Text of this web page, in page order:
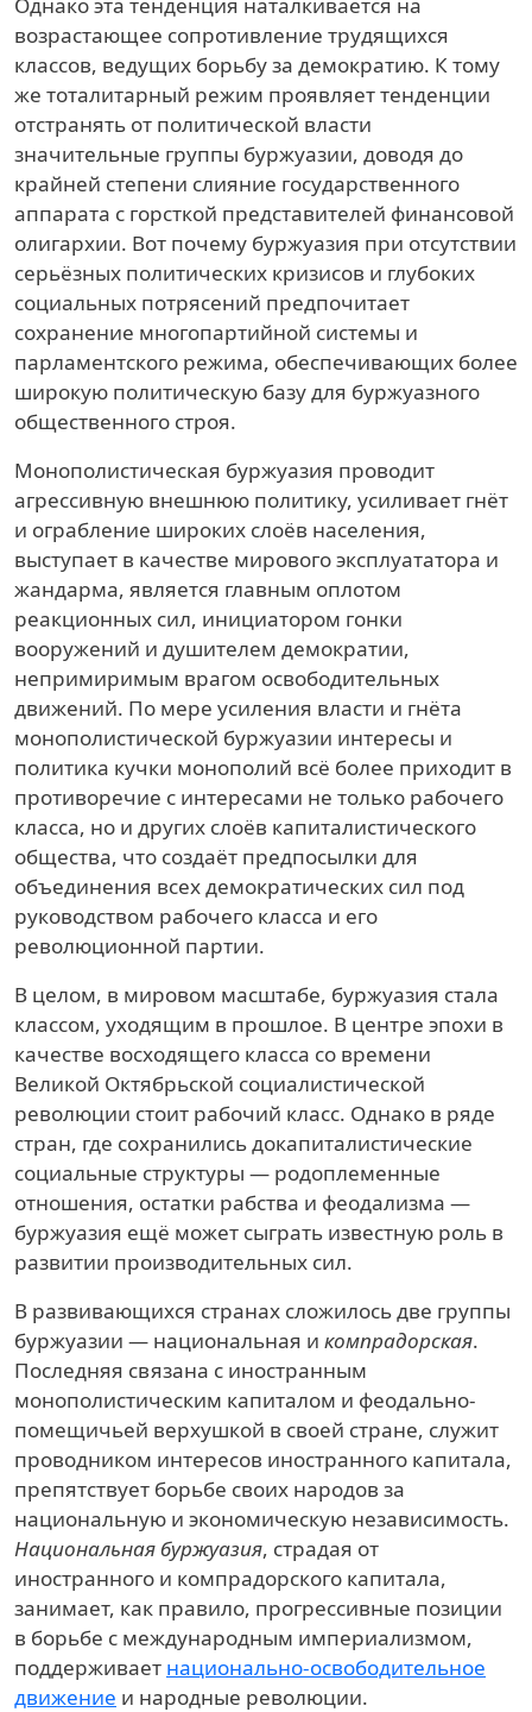
возрастающее сопротивление трудящихся
классов, ведущих борьбу за демократию. К тому
же тоталитарный режим проявляет тенденции
отстранять от политической власти
значительные группы буржуазии, доводя до
крайней степени слияние государственного
аппарата с горсткой представителей финансовой
олигархии. Вот почему буржуазия при отсутствии
серьёзных политических кризисов и глубоких
социальных потрясений предпочитает
сохранение многопартийной системы и
парламентского режима, обеспечивающих более
широкую политическую базу для буржуазного
общественного строя.
Монополистическая буржуазия проводит
агрессивную внешнюю политику, усиливает гнёт
и ограбление широких слоёв населения,
выступает в качестве мирового эксплуататора и
жандарма, является главным оплотом
реакционных сил, инициатором гонки
вооружений и душителем демократии,
непримиримым врагом освободительных
движений. По мере усиления власти и гнёта
монополистической буржуазии интересы и
политика кучки монополий всё более приходит в
противоречие с интересами не только рабочего
класса, но и других слоёв капиталистического
общества, что создаёт предпосылки для
объединения всех демократических сил под
руководством рабочего класса и его
революционной партии.
В целом, в мировом масштабе, буржуазия стала
классом, уходящим в прошлое. В центре эпохи в
качестве восходящего класса со времени
Великой Октябрьской социалистической
революции стоит рабочий класс. Однако в ряде
стран, где сохранились докапиталистические
социальные структуры — родоплеменные
отношения, остатки рабства и феодализма —
буржуазия ещё может сыграть известную роль в
развитии производительных сил.
В развивающихся странах сложилось две группы
буржуазии — национальная и компрадорская.
Последняя связана с иностранным
монополистическим капиталом и феодально-
помещичьей верхушкой в своей стране, служит
проводником интересов иностранного капитала,
препятствует борьбе своих народов за
национальную и экономическую независимость.
Национальная буржуазия, страдая от
иностранного и компрадорского капитала,
занимает, как правило, прогрессивные позиции
в борьбе с международным империализмом,
поддерживает национально-освободительное
движение и народные революции.